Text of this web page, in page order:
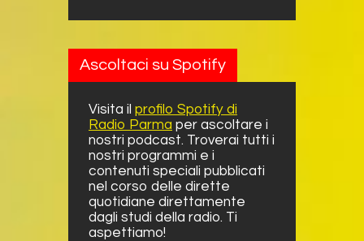
Ascoltaci su Spotify
Visita il profilo Spotify di
Radio Parma per ascoltare i
nostri podcast. Troverai tutti i
nostri programmi e i
contenuti speciali pubblicati
nel corso delle dirette
quotidiane direttamente
dagli studi della radio. Ti
aspettiamo!